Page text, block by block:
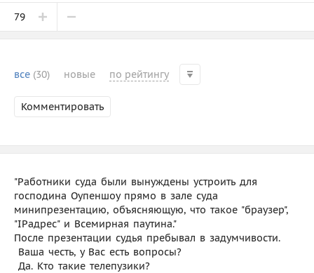
79
все (30) новые по рейтингу
Комментировать
"Работники суда были вынуждены устроить для
господина Оупеншоу прямо в зале суда
минипрезентацию, объясняющую, что такое "браузер",
"IPадрес" и Всемирная паутина."
После презентации судья пребывал в задумчивости.
 Ваша честь, у Вас есть вопросы?
 Да. Кто такие телепузики?